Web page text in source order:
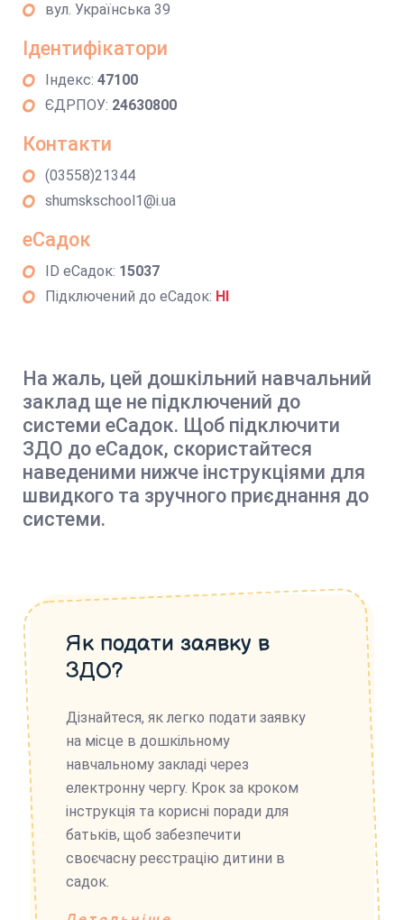
вул. Українська 39
Ідентифікатори
Індекс: 47100
ЄДРПОУ: 24630800
Контакти
(03558)21344
shumskschool1@i.ua
еСадок
ID еСадок: 15037
Підключений до еСадок: НІ
На жаль, цей дошкільний навчальний
заклад ще не підключений до
системи еСадок. Щоб підключити
ЗДО до еСадок, скористайтеся
наведеними нижче інструкціями для
швидкого та зручного приєднання до
системи.
Як подати заявку в
ЗДО?
Дізнайтеся, як легко подати заявку
на місце в дошкільному
навчальному закладі через
електронну чергу. Крок за кроком
інструкція та корисні поради для
батьків, щоб забезпечити
своєчасну реєстрацію дитини в
садок.